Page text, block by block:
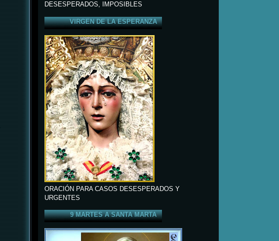
DESESPERADOS, IMPOSIBLES
VIRGEN DE LA ESPERANZA
ORACIÓN PARA CASOS DESESPERADOS Y
URGENTES
9 MARTES A SANTA MARTA